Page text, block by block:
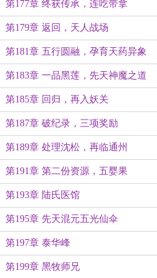
第177章 终获传承，连吃带拿
第179章 返回，天人战场
第181章 五行圆融，孕育天药异象
第183章 一品黑莲，先天神魔之道
（5k大章）
第185章 回归，再入妖关
第187章 破纪录，三项奖励
第189章 处理沈松，再临通州
第191章 第二份资源，五婴果
第193章 陆氏医馆
第195章 先天混元五光仙伞
第197章 泰华峰
第199章 黑牧师兄